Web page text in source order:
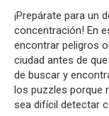
¡Prepárate para un
concentración! En
encontrar peligros
ciudad antes de
de buscar y
los puzzles porque
sea difícil detectar